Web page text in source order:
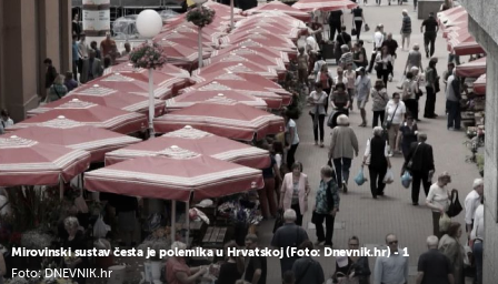
Mirovinski sustav česta je polemika u Hrvatskoj (Foto: Dnevnik.hr) - 1
Foto: DNEVNIK.hr